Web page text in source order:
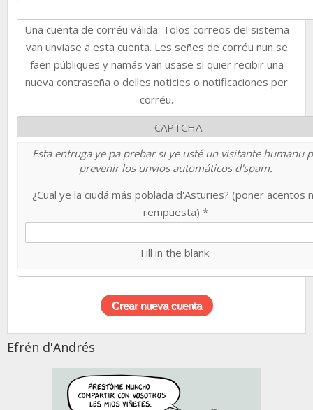
Una cuenta de corréu válida. Tolos correos del sistema
van unviase a esta cuenta. Les señes de corréu nun se
faen públiques y namás van usase si quier recibir una
nueva contraseña o delles noticies o notificaciones per
corréu.
CAPTCHA
Esta entruga ye pa prebar si ye usté un visitante humanu
prevenir los unvios automáticos d'spam.
¿Cual ye la ciudá más poblada d'Asturies? (poner acentos
rempuesta) *
Fill in the blank.
Efrén d'Andrés